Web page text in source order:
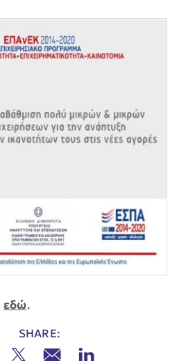
εδώ.
SHARE: